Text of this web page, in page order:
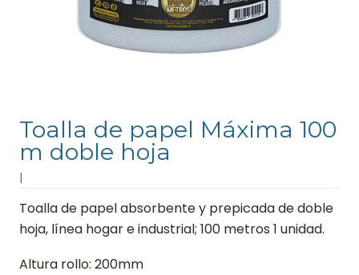
Toalla de papel Máxima 100
m doble hoja
|
Toalla de papel absorbente y prepicada de doble
hoja, línea hogar e industrial; 100 metros 1 unidad.
Altura rollo: 200mm